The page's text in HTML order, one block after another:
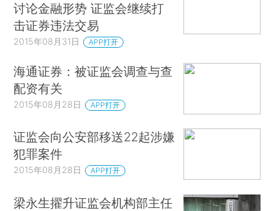
讨论金融形势 证监会继续打
击证券违法交易
2015年08月31日 APP打开
海通证券：被证监会调查与查
配资有关
2015年08月28日 APP打开
证监会向公安部移送22起涉嫌
犯罪案件
2015年08月28日 APP打开
梁永生擢升证监会机构部主任